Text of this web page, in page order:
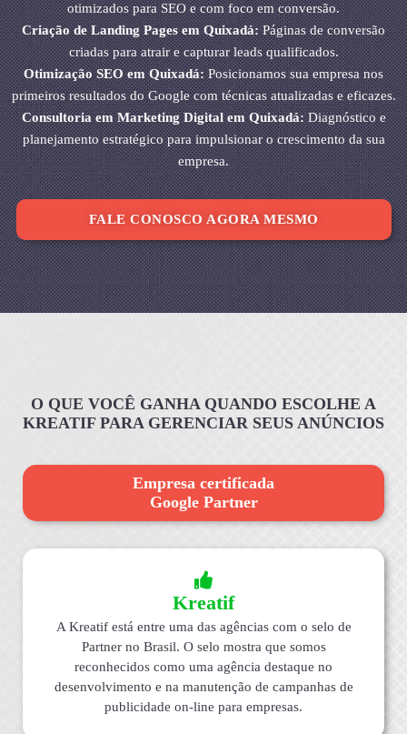
otimizados para SEO e com foco em conversão.
Criação de Landing Pages em Quixadá:Páginas de conversão
criadas para atrair e capturar leads qualificados.
Otimização SEO em Quixadá:Posicionamos sua empresa nos
primeiros resultados do Google com técnicas atualizadas e eficazes.
Consultoria em Marketing Digital em Quixadá:Diagnóstico e
planejamento estratégico para impulsionar o crescimento da sua
empresa.
FALE CONOSCO AGORA MESMO
O QUE VOCÊ GANHA QUANDO ESCOLHE A
KREATIF PARA GERENCIAR SEUS ANÚNCIOS
Empresa certificada
Google Partner
Kreatif
A Kreatif está entre uma das agências com o selo de
Partner no Brasil. O selo mostra que somos
reconhecidos como uma agência destaque no
desenvolvimento e na manutenção de campanhas de
publicidade on-line para empresas.